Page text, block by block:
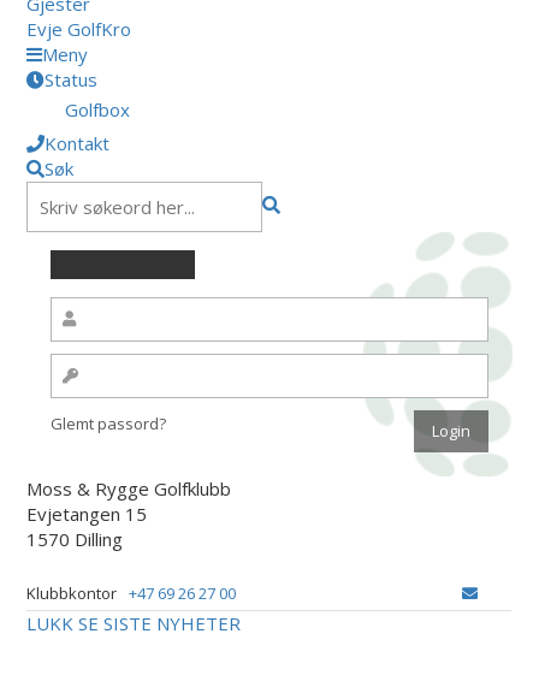
Evje GolfKro
Meny
Status
Golfbox
Kontakt
Søk
Glemt passord?
Moss & Rygge Golfklubb
Evjetangen 15
1570 Dilling
Klubbkontor +47 69 26 27 00
LUKK SE SISTE NYHETER